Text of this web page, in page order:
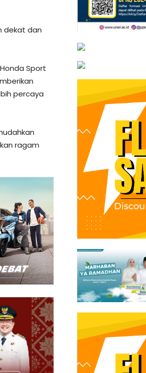
dekat dan
Sport
percaya
ragam